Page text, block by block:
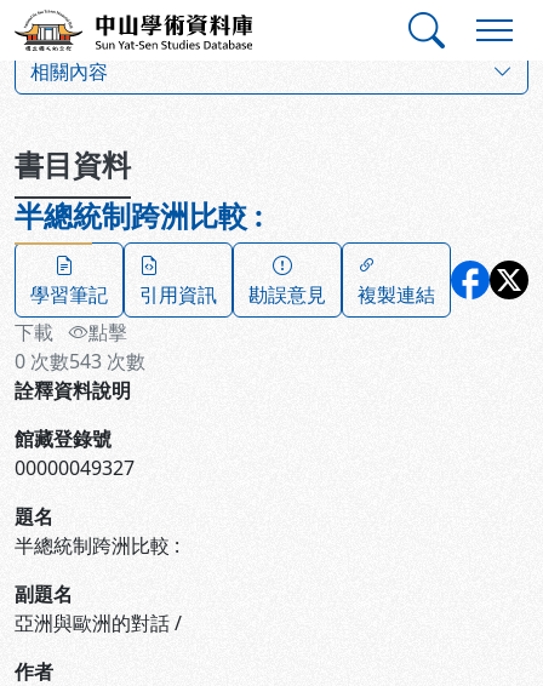
跳到主要內容
中山學術資料庫
相關內容
書目資料
半總統制跨洲比較 :
學習筆記 引用資訊 勘誤意見
複製連結
下載
0 次數
點擊
543 次數
詮釋資料說明
館藏登錄號
00000049327
題名
半總統制跨洲比較 :
副題名
亞洲與歐洲的對話 /
作者